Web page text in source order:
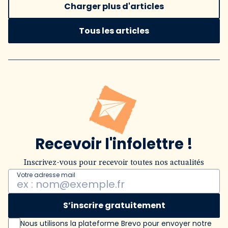
Charger plus d'articles
Tous les articles
Recevoir l'infolettre !
Inscrivez-vous pour recevoir toutes nos actualités
Votre adresse mail
S’inscrire gratuitement
Nous utilisons la plateforme Brevo pour envoyer notre